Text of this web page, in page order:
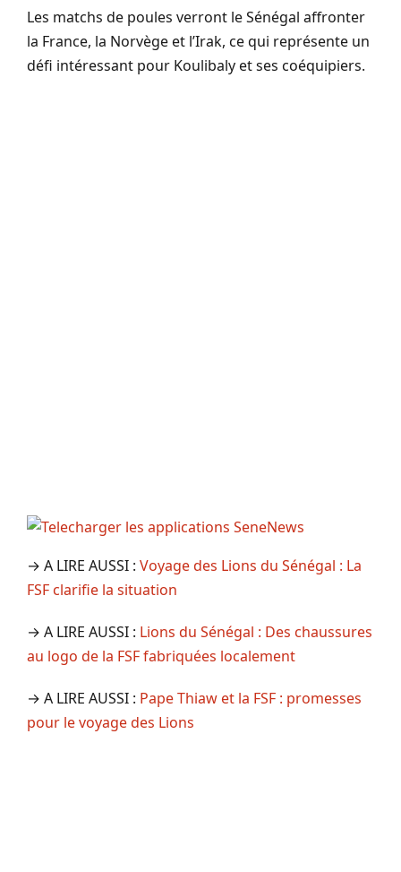
Les matchs de poules verront le Sénégal affronter
la France, la Norvège et l’Irak, ce qui représente un
défi intéressant pour Koulibaly et ses coéquipiers.
→ A LIRE AUSSI : Voyage des Lions du Sénégal : La
FSF clarifie la situation
→ A LIRE AUSSI : Lions du Sénégal : Des chaussures
au logo de la FSF fabriquées localement
→ A LIRE AUSSI : Pape Thiaw et la FSF : promesses
pour le voyage des Lions